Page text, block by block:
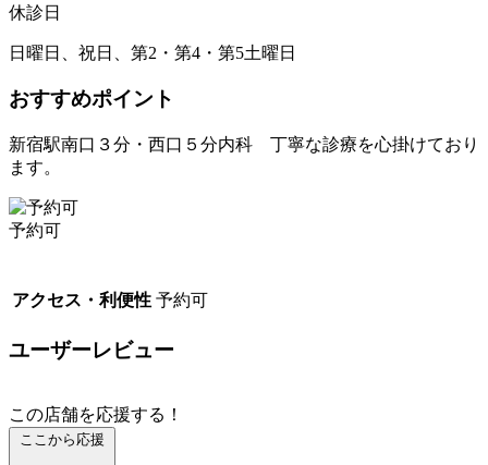
休診日
日曜日、祝日、第2・第4・第5土曜日
おすすめポイント
新宿駅南口３分・西口５分内科 丁寧な診療を心掛けており
ます。
予約可
アクセス・利便性 予約可
ユーザーレビュー
この店舗を応援する！
ここから応援